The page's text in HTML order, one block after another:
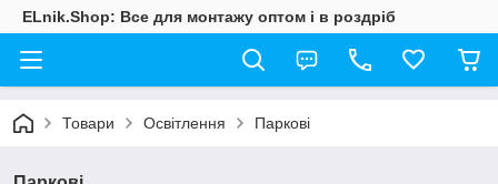
ELnik.Shop: Все для монтажу оптом і в роздріб
Товари Освітлення Паркові